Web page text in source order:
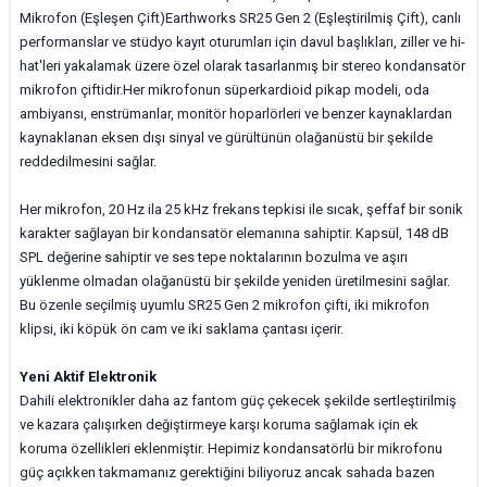
Mikrofon (Eşleşen Çift)Earthworks SR25 Gen 2 (Eşleştirilmiş Çift), canlı
performanslar ve stüdyo kayıt oturumları için davul başlıkları, ziller ve hi-
hat'leri yakalamak üzere özel olarak tasarlanmış bir stereo kondansatör
mikrofon çiftidir.Her mikrofonun süperkardioid pikap modeli, oda
ambiyansı, enstrümanlar, monitör hoparlörleri ve benzer kaynaklardan
kaynaklanan eksen dışı sinyal ve gürültünün olağanüstü bir şekilde
reddedilmesini sağlar.
Her mikrofon, 20 Hz ila 25 kHz frekans tepkisi ile sıcak, şeffaf bir sonik
karakter sağlayan bir kondansatör elemanına sahiptir. Kapsül, 148 dB
SPL değerine sahiptir ve ses tepe noktalarının bozulma ve aşırı
yüklenme olmadan olağanüstü bir şekilde yeniden üretilmesini sağlar.
Bu özenle seçilmiş uyumlu SR25 Gen 2 mikrofon çifti, iki mikrofon
klipsi, iki köpük ön cam ve iki saklama çantası içerir.
Yeni Aktif Elektronik
Dahili elektronikler daha az fantom güç çekecek şekilde sertleştirilmiş
ve kazara çalışırken değiştirmeye karşı koruma sağlamak için ek
koruma özellikleri eklenmiştir. Hepimiz kondansatörlü bir mikrofonu
güç açıkken takmamanız gerektiğini biliyoruz ancak sahada bazen